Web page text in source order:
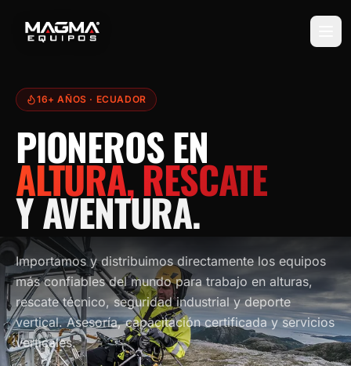
16+ AÑOS · ECUADOR
PIONEROS EN
ALTURA, RESCATE
Y AVENTURA.
Importamos y distribuimos directamente los equipos
más confiables del mundo para trabajo en alturas,
rescate técnico, seguridad industrial y deporte
vertical. Asesoría, capacitación certificada y servicios
verticales.